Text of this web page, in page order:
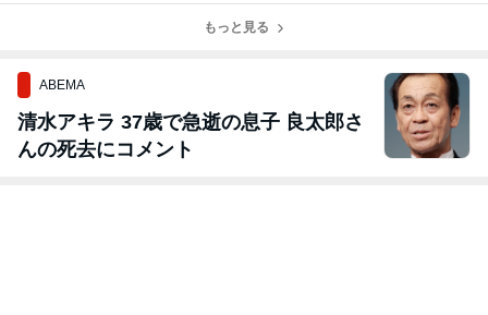
もっと見る
ABEMA
清水アキラ 37歳で急逝の息子 良太郎さ
んの死去にコメント